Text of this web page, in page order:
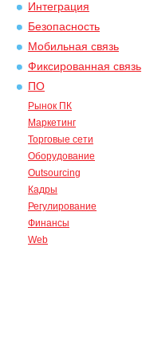
Интеграция
Безопасность
Мобильная связь
Фиксированная связь
ПО
Рынок ПК
Маркетинг
Торговые сети
Оборудование
Outsourcing
Кадры
Регулирование
Финансы
Web